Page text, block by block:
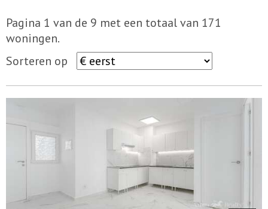
Pagina 1 van de 9 met een totaal van 171
woningen.
Sorteren op